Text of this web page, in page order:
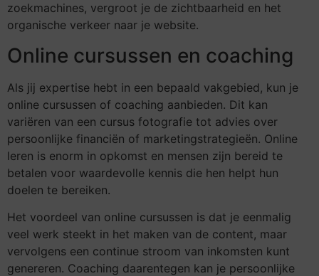
zoekmachines, vergroot je de zichtbaarheid en het
organische verkeer naar je website.
Online cursussen en coaching
Als jij expertise hebt in een bepaald vakgebied, kun je
online cursussen of coaching aanbieden. Dit kan
variëren van een cursus fotografie tot advies over
persoonlijke financiën of marketingstrategieën. Online
leren is enorm in opkomst en mensen zijn bereid te
betalen voor waardevolle kennis die hen helpt hun
doelen te bereiken.
Het voordeel van online cursussen is dat je eenmalig
veel werk steekt in het maken van de content, maar
vervolgens een continue stroom van inkomsten kunt
genereren. Coaching daarentegen kan je persoonlijke